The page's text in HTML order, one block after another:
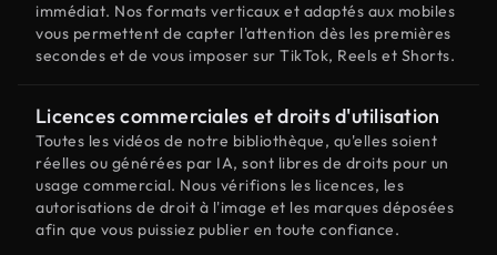
immédiat. Nos formats verticaux et adaptés aux mobiles
vous permettent de capter l'attention dès les premières
secondes et de vous imposer sur TikTok, Reels et Shorts.
Licences commerciales et droits d'utilisation
Toutes les vidéos de notre bibliothèque, qu'elles soient
réelles ou générées par IA, sont libres de droits pour un
usage commercial. Nous vérifions les licences, les
autorisations de droit à l'image et les marques déposées
afin que vous puissiez publier en toute confiance.